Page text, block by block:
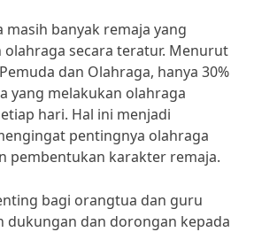
masih banyak remaja yang
secara teratur. Menurut
dan Olahraga, hanya 30%
yang melakukan olahraga
hari. Hal ini menjadi
pentingnya olahraga
pembentukan karakter remaja.
bagi orangtua dan guru
dukungan dan dorongan kepada